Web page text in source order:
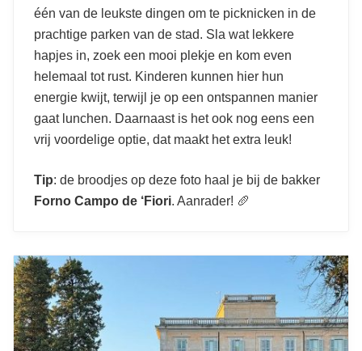
één van de leukste dingen om te picknicken in de
prachtige parken van de stad. Sla wat lekkere
hapjes in, zoek een mooi plekje en kom even
helemaal tot rust. Kinderen kunnen hier hun
energie kwijt, terwijl je op een ontspannen manier
gaat lunchen. Daarnaast is het ook nog eens een
vrij voordelige optie, dat maakt het extra leuk!
Tip: de broodjes op deze foto haal je bij de bakker
Forno Campo de ‘Fiori. Aanrader! 🥖